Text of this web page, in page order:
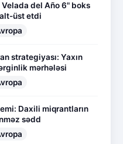
del Año 6" boks
üst etdi
strategiyası: Yaxın
mərhələsi
Daxili miqrantların
sədd